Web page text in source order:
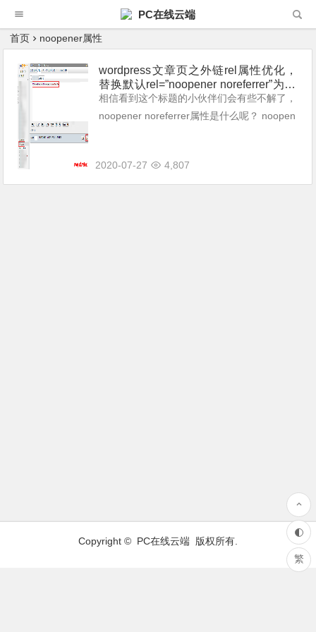
PC在线云端
首页 noopener属性
wordpress文章页之外链rel属性优化，
替换默认rel=”noopener noreferrer”为rel
=”nofollow noopener noreferrer”属性的
方法
相信看到这个标题的小伙伴们会有些不解了，
noopener noreferrer属性是什么呢？ noopen
2020-07-27
4,807
Copyright © PC在线云端 版权所有.
繁